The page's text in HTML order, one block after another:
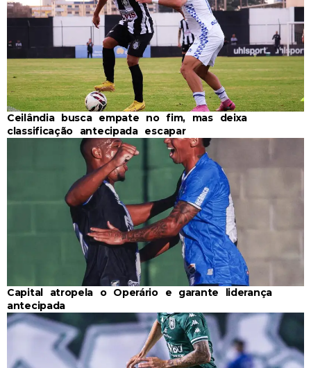
Ceilândia busca empate no fim, mas deixa
classificação antecipada escapar
Capital atropela o Operário e garante liderança
antecipada